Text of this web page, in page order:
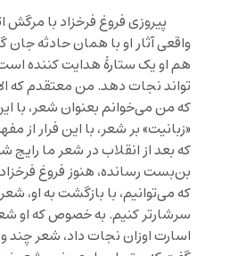
پیروزی فروغ فرخزاد با مرگش
واقعی آثار او با همان حادثه جان
هم او یک ستارۀ هدایت کننده
تواند نجات دهد. من معتقدم که
که من می‌خوانم بعنوان شعر، با
«زبانیت» بر شعر، با این فرار از
که بعد از انقلاب در شعر ما رایج
بن‌بست رسانده، هنوز فروغ
که می‌توانیم، با بازگشت به او،
سرشارتر کنیم. به خصوص که او
اسارت اوزان نجات داد، شعر